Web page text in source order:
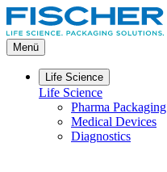
Direkt
zum
Inhalt
Menü
Life Science
Life Science
Pharma Packaging
Medical Devices
Diagnostics